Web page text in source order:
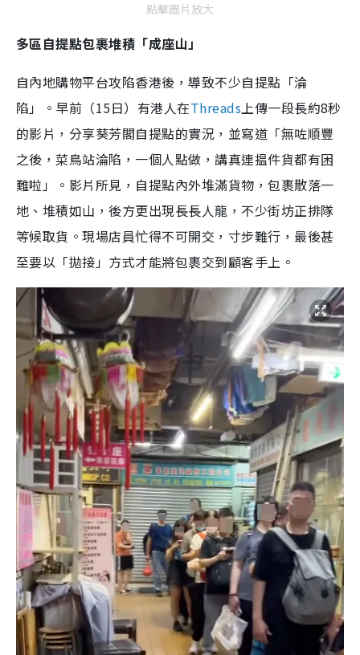
點擊圖片放大
多區自提點包裹堆積「成座山」
自內地購物平台攻陷香港後，導致不少自提點「淪
陷」。早前（15日）有港人在Threads上傳一段長約8秒
的影片，分享葵芳閣自提點的實況，並寫道「無咗順豐
之後，菜鳥站淪陷，一個人點做，講真連揾件貨都有困
難啦」。影片所見，自提點內外堆滿貨物，包裹散落一
地、堆積如山，後方更出現長長人龍，不少街坊正排隊
等候取貨。現場店員忙得不可開交，寸步難行，最後甚
至要以「拋接」方式才能將包裹交到顧客手上。